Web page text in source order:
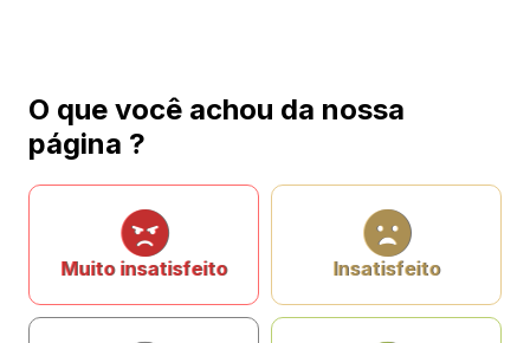
O que você achou da nossa
página ?
Muito insatisfeito Insatisfeito